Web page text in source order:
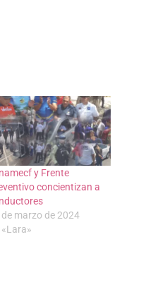
y Frente
concientizan a
de marzo de 2024
«Lara»